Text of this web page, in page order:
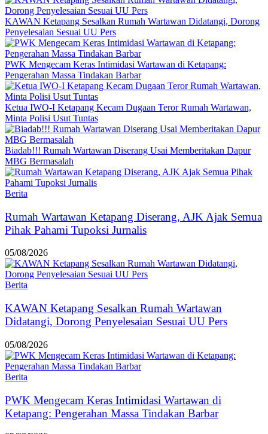
KAWAN Ketapang Sesalkan Rumah Wartawan Didatangi, Dorong
Penyelesaian Sesuai UU Pers
PWK Mengecam Keras Intimidasi Wartawan di Ketapang:
Pengerahan Massa Tindakan Barbar
Ketua IWO-I Ketapang Kecam Dugaan Teror Rumah Wartawan,
Minta Polisi Usut Tuntas
Biadab!!! Rumah Wartawan Diserang Usai Memberitakan Dapur
MBG Bermasalah
Berita
Rumah Wartawan Ketapang Diserang, AJK Ajak Semua
Pihak Pahami Tupoksi Jurnalis
05/08/2026
Berita
KAWAN Ketapang Sesalkan Rumah Wartawan
Didatangi, Dorong Penyelesaian Sesuai UU Pers
05/08/2026
Berita
PWK Mengecam Keras Intimidasi Wartawan di
Ketapang: Pengerahan Massa Tindakan Barbar